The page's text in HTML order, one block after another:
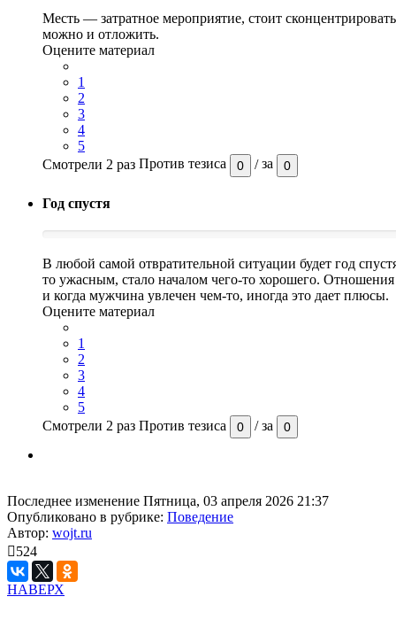
Месть — затратное мероприятие, стоит
можно и отложить.
Оцените материал
1
2
3
4
5
Смотрели 2 раз Против тезиса 0 /за 0
Год спустя
В любой самой отвратительной ситуации будет год
то ужасным, стало началом чего-то хорошего.
и когда мужчина увлечен чем-то, иногда это дает плюсы.
Оцените материал
1
2
3
4
5
Смотрели 2 раз Против тезиса 0 /за 0
Последнее изменение Пятница, 03 апреля 2026 21:37
Опубликовано в рубрике: Поведение
Автор: wojt.ru
524
НАВЕРХ